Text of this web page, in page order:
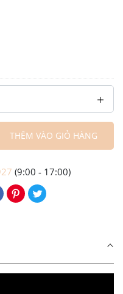
THÊM VÀO GIỎ HÀNG
(9:00 - 17:00)